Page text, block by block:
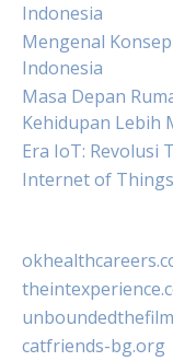
Indonesia
Mengenal
Indonesia
Masa Depan
Kehidupan Lebih
Era IoT: Revolusi
Internet of
catfriends-bg.org